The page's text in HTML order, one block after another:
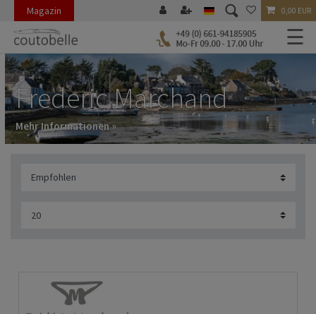
Magazin 0,00 EUR
☰
Frederic Marchand
Mehr Informationen »